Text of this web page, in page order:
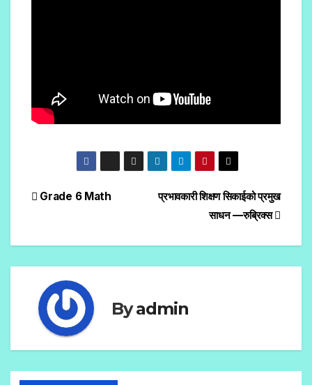
Post
प्रभावकारी शिक्षण सिकाईको प्रमुख
साधन —रुब्रिक्स
Grade 6 Math
Byadmin